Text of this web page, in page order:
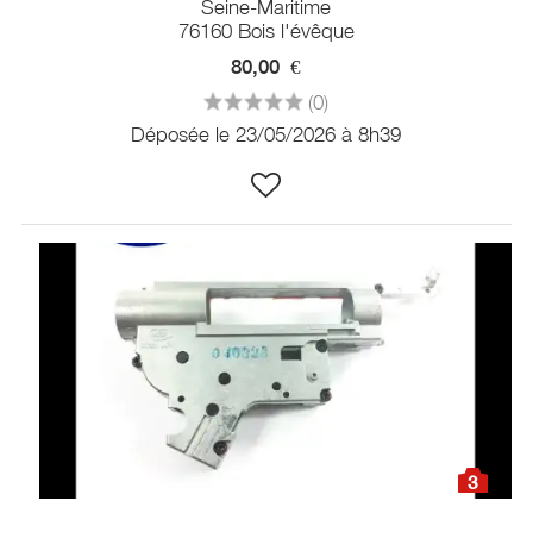
Seine-Maritime
76160 Bois l'évêque
80,00 €
(0)
Déposée le 23/05/2026 à 8h39
3